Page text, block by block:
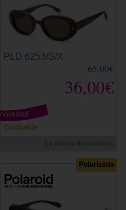
PLD 6253/S/X
65,00€
36,00€
Graduable
novedad
3 Colores disponibles
Polarizada